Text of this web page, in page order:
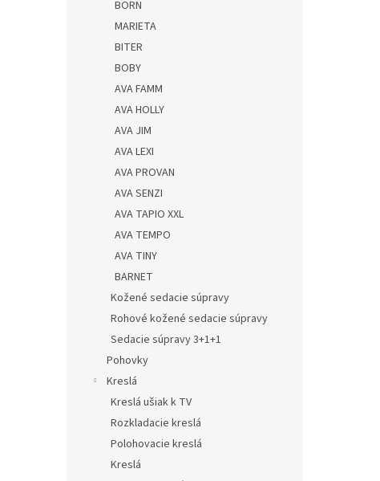
BORN
MARIETA
BITER
BOBY
AVA FAMM
AVA HOLLY
AVA JIM
AVA LEXI
AVA PROVAN
AVA SENZI
AVA TAPIO XXL
AVA TEMPO
AVA TINY
BARNET
Kožené sedacie súpravy
Rohové kožené sedacie súpravy
Sedacie súpravy 3+1+1
Pohovky
Kreslá
Kreslá ušiak k TV
Rozkladacie kreslá
Polohovacie kreslá
Kreslá